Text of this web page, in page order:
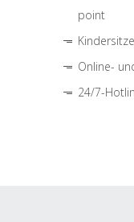
point
Online-
24/7-